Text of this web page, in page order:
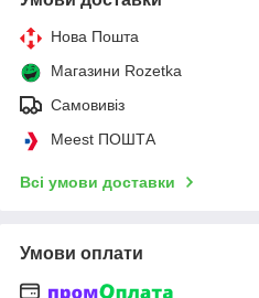
Нова Пошта
Магазини Rozetka
Самовивіз
Meest ПОШТА
Всі умови доставки
Умови оплати